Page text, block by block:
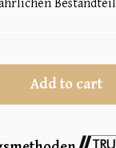
Add to cart